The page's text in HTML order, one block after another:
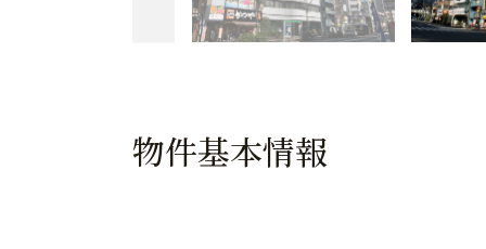
物件基本情報